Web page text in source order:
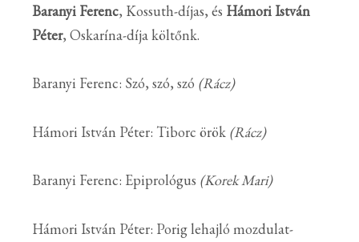
Baranyi Ferenc, Kossuth-díjas, és Hámori István
Péter, Oskarína-díja költőnk.
Baranyi Ferenc: Szó, szó, szó (Rácz)
Hámori István Péter: Tiborc örök (Rácz)
Baranyi Ferenc: Epiprológus (Korek Mari)
Hámori István Péter: Porig lehajló mozdulat-